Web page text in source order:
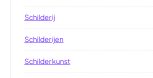
Schilderij
Schilderijen
Schilderkunst